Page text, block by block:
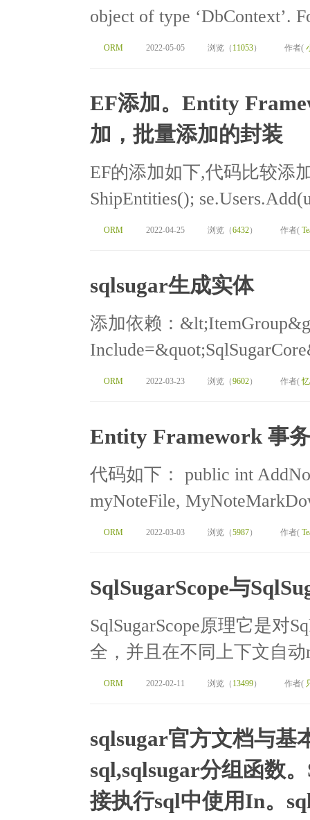
object of type ‘DbContext’.
ORM 2022-05-05 浏览（ 11053） 作者(
EF添加。Entity
加，批量添加的封装
EF的添加如下,代码比较添
ShipEntities();
ORM 2022-04-25 浏览（6432） 作者(
sqlsugar生成实体
添加依赖：
ORM 2022-03-23 浏览（9602） 作者(
Entity Framework 事务
代码如下： public int
myNoteFile,
ORM 2022-03-03 浏览（5987） 作者(
SqlSugarScope与
SqlSugarScope原理它是对
全，并且在不同上下文自动
ORM 2022-02-11 浏览（ 13499） 作者(
sqlsugar官方文档与基
sql,sqlsugar分组函数
接执行sql中使用In。